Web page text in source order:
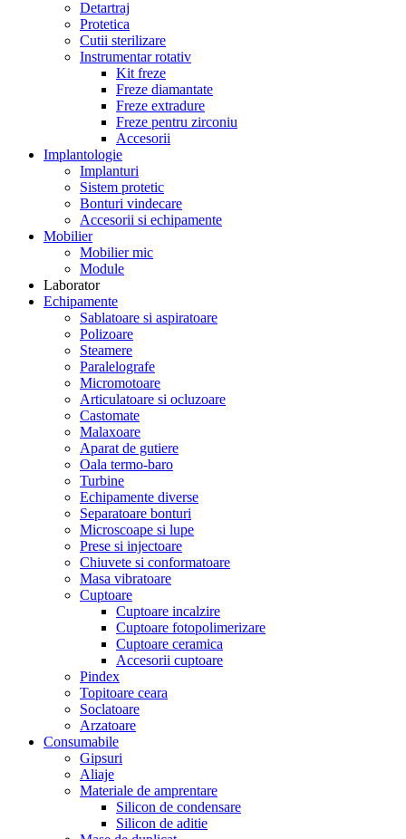
Detartraj
Protetica
Cutii sterilizare
Instrumentar rotativ
Kit freze
Freze diamantate
Freze extradure
Freze pentru zirconiu
Accesorii
Implantologie
Implanturi
Sistem protetic
Bonturi vindecare
Accesorii si echipamente
Mobilier
Mobilier mic
Module
Laborator
Echipamente
Sablatoare si aspiratoare
Polizoare
Steamere
Paralelografe
Micromotoare
Articulatoare si ocluzoare
Castomate
Malaxoare
Aparat de gutiere
Oala termo-baro
Turbine
Echipamente diverse
Separatoare bonturi
Microscoape si lupe
Prese si injectoare
Chiuvete si conformatoare
Masa vibratoare
Cuptoare
Cuptoare incalzire
Cuptoare fotopolimerizare
Cuptoare ceramica
Accesorii cuptoare
Pindex
Topitoare ceara
Soclatoare
Arzatoare
Consumabile
Gipsuri
Aliaje
Materiale de amprentare
Silicon de condensare
Silicon de aditie